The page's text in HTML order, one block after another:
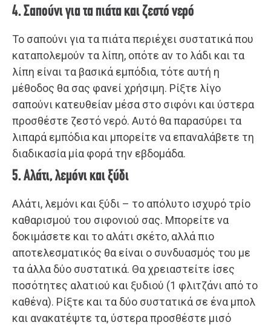
4. Σαπούνι για τα πιάτα και ζεστό νερό
Το σαπούνι για τα πιάτα περιέχει συστατικά που
καταπολεμούν τα λίπη, οπότε αν το λάδι και τα
λίπη είναι τα βασικά εμπόδια, τότε αυτή η
μέθοδος θα σας φανεί χρήσιμη. Ρίξτε λίγο
σαπούνι κατευθείαν μέσα στο σιφόνι και ύστερα
προσθέστε ζεστό νερό. Αυτό θα παρασύρει τα
λιπαρά εμπόδια και μπορείτε να επαναλάβετε τη
διαδικασία μία φορά την εβδομάδα.
5. Αλάτι, λεμόνι και ξύδι
Αλάτι, λεμόνι και ξύδι – το απόλυτο ισχυρό τρίο
καθαρισμού του σιφονιού σας. Μπορείτε να
δοκιμάσετε και το αλάτι σκέτο, αλλά πιο
αποτελεσματικός θα είναι ο συνδυασμός του με
τα άλλα δύο συστατικά. Θα χρειαστείτε ίσες
ποσότητες αλατιού και ξυδιού (1 φλιτζάνι από το
καθένα). Ρίξτε και τα δύο συστατικά σε ένα μπολ
και ανακατέψτε τα, ύστερα προσθέστε μισό